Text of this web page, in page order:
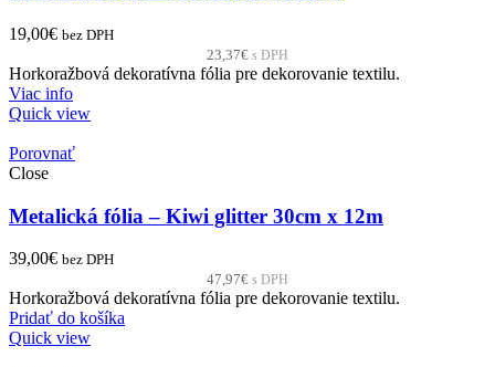
19,00€ bez DPH
23,37€ s DPH
Horkoražbová dekoratívna fólia pre dekorovanie textilu.
Viac info
Quick view
Porovnať
Close
Metalická fólia – Kiwi glitter 30cm x 12m
39,00€ bez DPH
47,97€ s DPH
Horkoražbová dekoratívna fólia pre dekorovanie textilu.
Pridať do košíka
Quick view